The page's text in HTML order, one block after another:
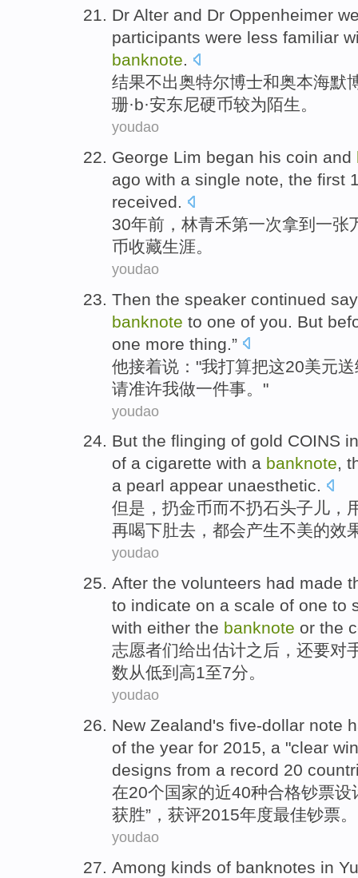
Dr Alter and Dr Oppenheimer
participants were less familiar
banknote.
结果不出奥特尔博士和奥本海默
珊·b·安东尼硬币较为陌生。
youdao
George Lim began his coin and
ago with a single note, the first
received.
30年前 ，林青禾第一次拿到一张
币收藏生涯。
youdao
Then the speaker continued
banknote to one of you But
one more thing.”
他接着说 ："我打算把这20美元
请准许我做一件事。"
youdao
But the flinging of gold COINS
of a cigarette with a banknote,
a pearl appear unaesthetic.
但是 ， 扔金币而不扔石头子儿，
再喝下肚去，都会产生不美的效
youdao
After the volunteers had made
to indicate on a scale of one to
with either the banknote or the
志愿者们给出估计之后 ，还要对
数从低到 高1至7分。
youdao
New Zealand's five-dollar note
of the year for 2015, a "clear
designs from a record 20
在20个国家的近40种合格钞票设
获胜”，获评2015年度最佳钞票。
youdao
Among kinds of banknotes in